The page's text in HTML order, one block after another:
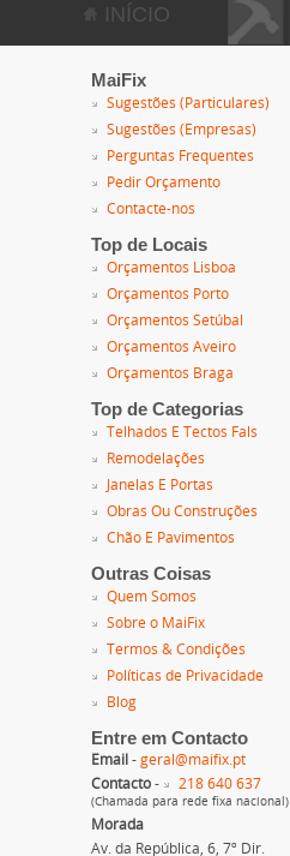
INÍCIO
MaiFix
Sugestões (Particulares)
Sugestões (Empresas)
Perguntas Frequentes
Pedir Orçamento
Contacte-nos
Top de Locais
Orçamentos Lisboa
Orçamentos Porto
Orçamentos Setúbal
Orçamentos Aveiro
Orçamentos Braga
Top de Categorias
Telhados E Tectos Fals
Remodelações
Janelas E Portas
Obras Ou Construções
Chão E Pavimentos
Outras Coisas
Quem Somos
Sobre o MaiFix
Termos & Condições
Políticas de Privacidade
Blog
Entre em Contacto
Email - geral@maifix.pt
Contacto - 218 640 637
(Chamada para rede fixa nacional)
Morada
Av. da República, 6, 7º Dir.